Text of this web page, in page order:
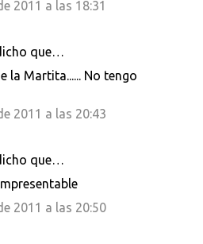
2011 a las 18:31
que…
la Martita...... No tengo
2011 a las 20:43
que…
2011 a las 20:50